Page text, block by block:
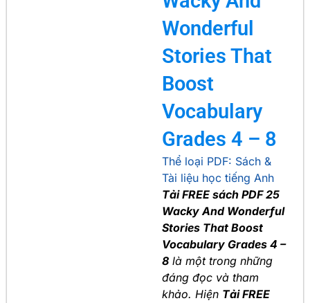
Wonderful
Stories That
Boost
Vocabulary
Grades 4 – 8
Thể loại PDF: Sách &
Tài liệu học tiếng Anh
Tải FREE sách PDF 25
Wacky And Wonderful
Stories That Boost
Vocabulary Grades 4 –
8 là một trong những
đáng đọc và tham
khảo. Hiện Tải FREE